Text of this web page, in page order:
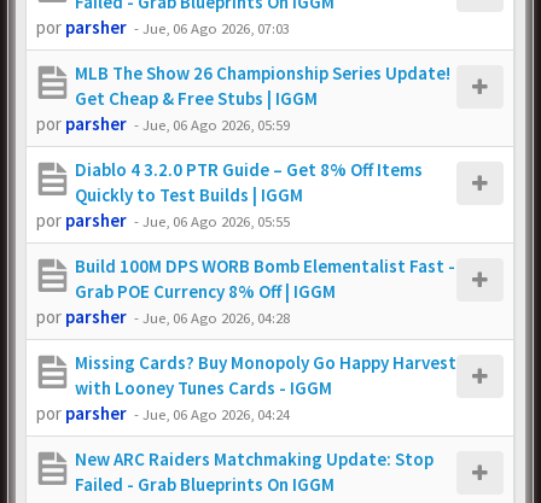
por parsher -Jue, 06 Ago 2026, 07:03
MLB The Show 26 Championship Series Update!
Get Cheap & Free Stubs | IGGM
por parsher -Jue, 06 Ago 2026, 05:59
Diablo 4 3.2.0 PTR Guide – Get 8% Off Items
Quickly to Test Builds | IGGM
por parsher -Jue, 06 Ago 2026, 05:55
Build 100M DPS WORB Bomb Elementalist Fast -
Grab POE Currency 8% Off | IGGM
por parsher -Jue, 06 Ago 2026, 04:28
Missing Cards? Buy Monopoly Go Happy Harvest
with Looney Tunes Cards - IGGM
por parsher -Jue, 06 Ago 2026, 04:24
New ARC Raiders Matchmaking Update: Stop
Failed - Grab Blueprints On IGGM